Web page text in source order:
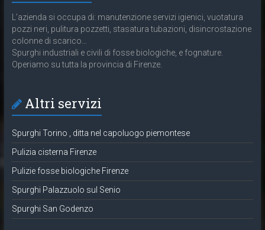
L’azienda si occupa di: manutenzione servizi igienici, vuotatura
pozzi neri, pulitura pozzetti, stasatura tubazioni, disincrostazione
colonne di scarico…
Spurghi industriali e civili di fosse biologiche, e fognature.
Operiamo su tutta la provincia di Firenze.
Altri servizi
Spurghi Torino , ditta nel capoluogo piemontese
Pulizia cisterna Firenze
Pulizie fosse biologiche Firenze
Spurghi Palazzuolo sul Senio
Spurghi San Godenzo